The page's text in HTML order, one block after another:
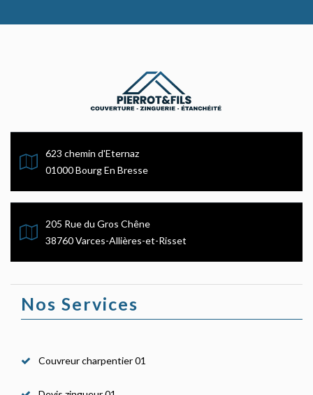
623 chemin d'Eternaz
01000 Bourg En Bresse
205 Rue du Gros Chêne
38760 Varces-Allières-et-Risset
Nos Services
Couvreur charpentier 01